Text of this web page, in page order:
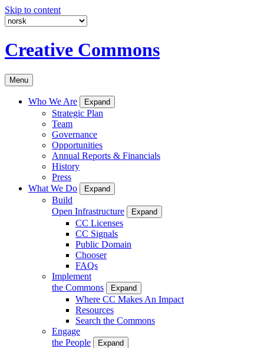
Skip to content
Creative Commons
Menu
Who We Are Expand
Strategic Plan
Team
Governance
Opportunities
Annual Reports & Financials
History
Press
What We Do
Expand
Build
Open Infrastructure
Expand
CC Licenses
CC Signals
Public Domain
Chooser
FAQs
Implement
the Commons
Expand
Where CC Makes An Impact
Resources
Search the Commons
Engage
the People
Expand